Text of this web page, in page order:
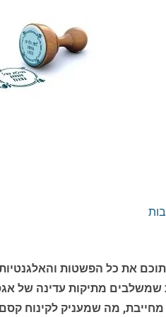
את כל הפשטות
מתיקות עדינה של
מה שמעניק לקינוח